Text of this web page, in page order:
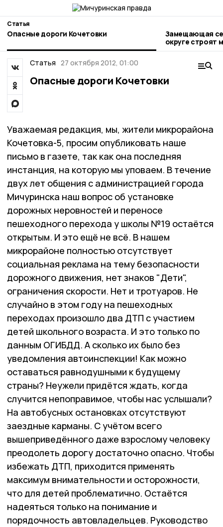
Статья
Опасные дороги Кочетовки
Замещающая
округе строят
Статья 27 октября 2012, 01:00
Опасные дороги Кочетовки
Уважаемая редакция, мы, жители микрорайона
Кочетовка-5, просим опубликовать наше
письмо в газете, так как она последняя
инстанция, на которую мы уповаем. В течение
двух лет общения с администрацией города
Мичуринска наш вопрос об установке
дорожных неровностей и переносе
пешеходного перехода у школы №19 остаётся
открытым. И это ещё не всё. В нашем
микрорайоне полностью отсутствует
социальная реклама на тему безопасности
дорожного движения, нет знаков "Дети",
ограничения скорости. Нет и тротуаров. Не
случайно в этом году на пешеходных
переходах произошло два ДТП с участием
детей школьного возраста. И это только по
данным ОГИБДД. А сколько их было без
уведомления автоинспекции! Как можно
оставаться равнодушными к будущему
страны? Неужели придётся ждать, когда
случится непоправимое, чтобы нас услышали?
На автобусных остановках отсутствуют
заездные карманы. С учётом всего
вышеприведённого даже взрослому человеку
преодолеть дорогу достаточно опасно. Чтобы
избежать ДТП, приходится применять
максимум внимательности и осторожности,
что для детей проблематично. Остаётся
надеяться только на понимание и
порядочность автовладельцев. Руководство